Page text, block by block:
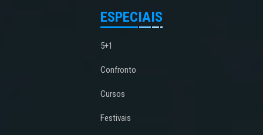
ESPECIAIS
5+1
Confronto
Cursos
Festivais